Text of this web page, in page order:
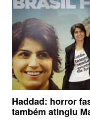
Haddad: horror
também atingiu